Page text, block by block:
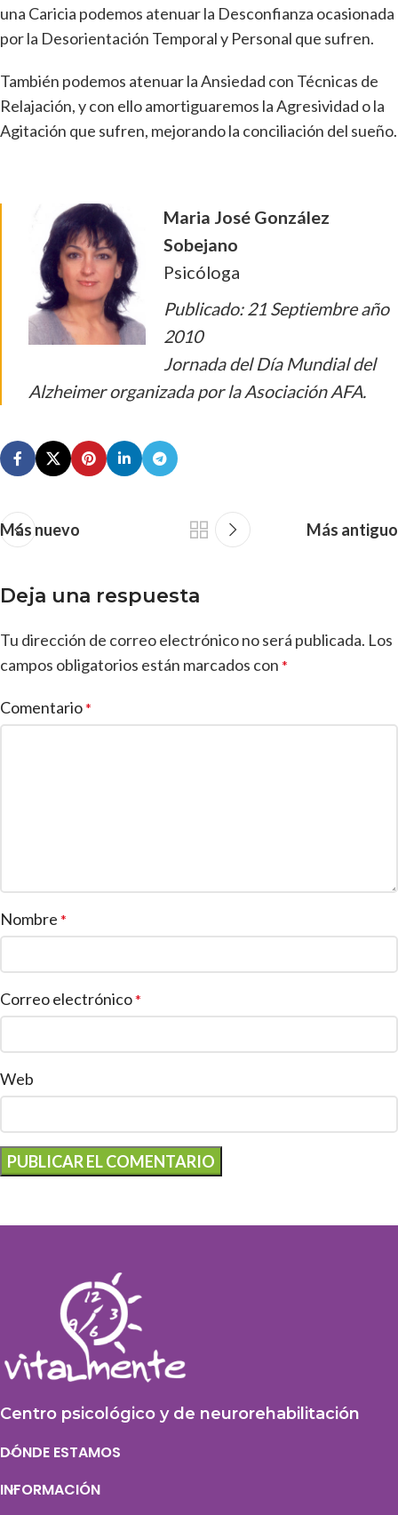
una Caricia podemos atenuar la Desconfianza ocasionada
por la Desorientación Temporal y Personal que sufren.
También podemos atenuar la Ansiedad con Técnicas de
Relajación, y con ello amortiguaremos la Agresividad o la
Agitación que sufren, mejorando la conciliación del sueño.
Maria José González
Sobejano
Psicóloga
Publicado: 21 Septiembre año
2010
Jornada del Día Mundial del
Alzheimer organizada por la Asociación AFA.
Más nuevo Más antiguo
Deja una respuesta
Tu dirección de correo electrónico no será publicada. Los
campos obligatorios están marcados con *
Comentario*
Nombre *
Correo electrónico*
Web
Centro psicológico y de neurorehabilitación
DÓNDE ESTAMOS
INFORMACIÓN